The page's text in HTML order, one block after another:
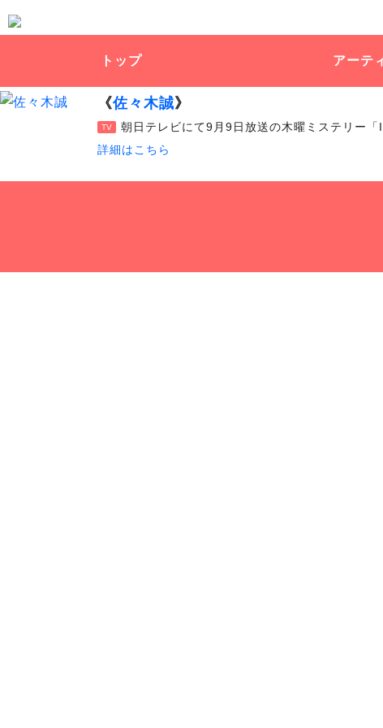
トップ アーテ
《佐々木誠》
TV
朝日テレビにて9月9日放送の木曜ミステリー
詳細はこちら